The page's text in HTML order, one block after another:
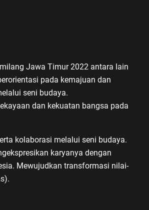
Jawa Timur 2022 antara lain
pada kemajuan dan
seni budaya.
dan kekuatan bangsa pada
kolaborasi melalui seni budaya.
karyanya dengan
Mewujudkan transformasi nilai-